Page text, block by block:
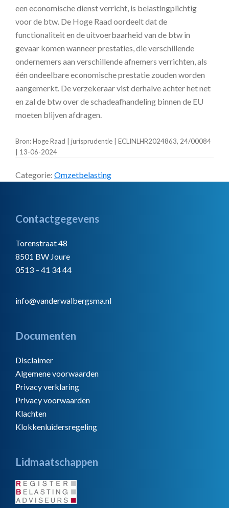
een economische dienst verricht, is belastingplichtig
voor de btw. De Hoge Raad oordeelt dat de
functionaliteit en de uitvoerbaarheid van de btw in
gevaar komen wanneer prestaties, die verschillende
ondernemers aan verschillende afnemers verrichten, als
één ondeelbare economische prestatie zouden worden
aangemerkt. De verzekeraar vist derhalve achter het net
en zal de btw over de schadeafhandeling binnen de EU
moeten blijven afdragen.
Bron: Hoge Raad | jurisprudentie | ECLINLHR2024863, 24/00084
| 13-06-2024
Categorie: Omzetbelasting
Footer
Contactgegevens
Torenstraat 48
8501 BW Joure
0513 – 41 34 44
info@vanderwalbergsma.nl
Documenten
Disclaimer
Algemene voorwaarden
Privacy verklaring
Privacy voorwaarden
Klachten
Klokkenluidersregeling
Lidmaatschappen